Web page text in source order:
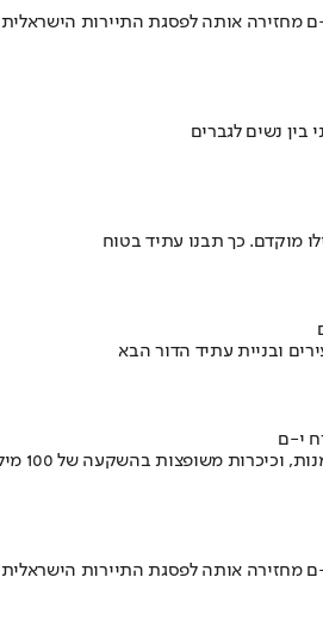
מחזירה אותה לפסגת התיירות הישראלית
בין נשים לגברים
מוקדם. כך תבנו עתיד בטוח
ובניית עתיד הדור הבא
י-ם
מחזירה אותה לפסגת התיירות הישראלית